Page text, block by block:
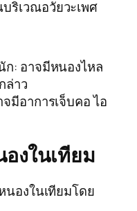
ริเวณอวัยวะเพศ
ก: อาจมีหนองไหล
ล่าว
มีอาการเจ็บคอ ไอ
งในเทียม
องในเทียมโดย